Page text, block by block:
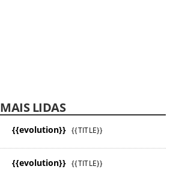
MAIS LIDAS
{{evolution}} {{TITLE}}
{{evolution}} {{TITLE}}